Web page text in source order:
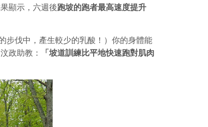
顯示，六週後跑坡的跑者最高速度提升
步伐中，產生較少的乳酸！）你的身體能
政助教：
「坡道訓練比平地快速跑對肌肉